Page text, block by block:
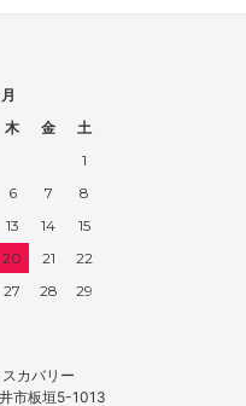
木 金
土
1
6 7
8
13 14
15
20 21
22
27 28
29
カバリー
市板垣5-1013